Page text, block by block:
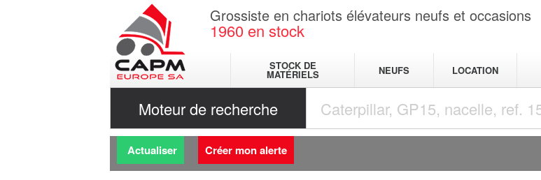
Grossiste en chariots élévateurs neufs et occasions
1960 en stock
STOCK DE
MATÉRIELS NEUFS LOCATION
Moteur de recherche
Actualiser Créer mon alerte